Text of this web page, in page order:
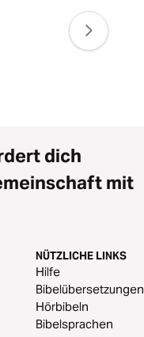
dich
mit
NÜTZLICHE LINKS
Hilfe
Bibelübersetzungen
Hörbibeln
Bibelsprachen